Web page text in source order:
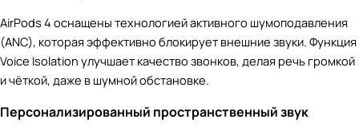
AirPods 4 оснащены технологией активного шумоподавления
(ANC), которая эффективно блокирует внешние звуки. Функция
Voice Isolation улучшает качество звонков, делая речь громкой
и чёткой, даже в шумной обстановке.
Персонализированный пространственный звук